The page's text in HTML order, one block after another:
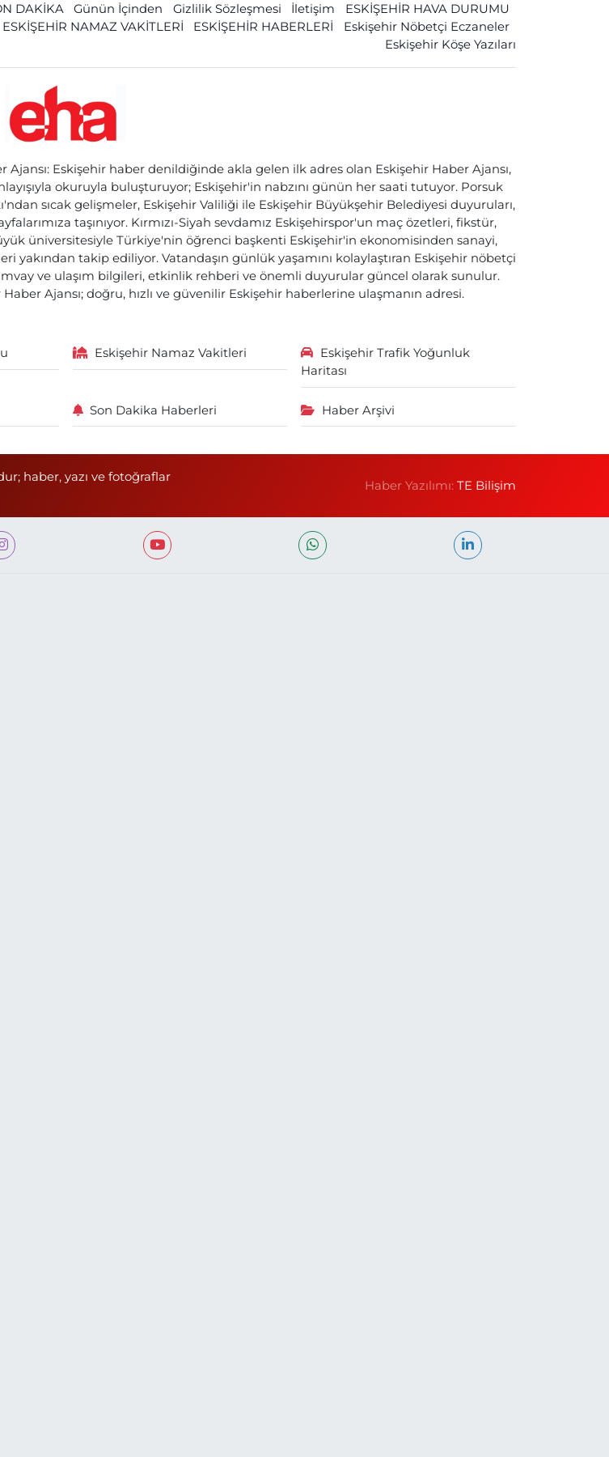
DAKİKA
Günün İçinden Gizlilik Sözleşmesi İletişim
ESKİŞEHİR HAVA DURUMU
ESKİŞEHİR NAMAZ VAKİTLERİ
ESKİŞEHİR HABERLERİ
Eskişehir Nöbetçi Eczaneler
Eskişehir Köşe Yazıları
Eskişehir haber denildiğinde akla gelen ilk adres olan Eskişehir Haber Ajansı,
okuruyla buluşturuyor; Eskişehir'in nabzını günün her saati tutuyor. Porsuk
sıcak gelişmeler, Eskişehir Valiliği ile Eskişehir Büyükşehir Belediyesi duyuruları,
taşınıyor. Kırmızı-Siyah sevdamız Eskişehirspor'un maç özetleri, fikstür,
üniversitesiyle Türkiye'nin öğrenci başkenti Eskişehir'in ekonomisinden sanayi,
takip ediliyor. Vatandaşın günlük yaşamını kolaylaştıran Eskişehir nöbetçi
ve ulaşım bilgileri, etkinlik rehberi ve önemli duyurular güncel olarak sunulur.
Ajansı; doğru, hızlı ve güvenilir Eskişehir haberlerine ulaşmanın adresi.
Eskişehir Namaz Vakitleri
Eskişehir Trafik Yoğunluk
Haritası
Son Dakika Haberleri Haber Arşivi
haber, yazı ve fotoğraflar
Haber Yazılımı:TE Bilişim